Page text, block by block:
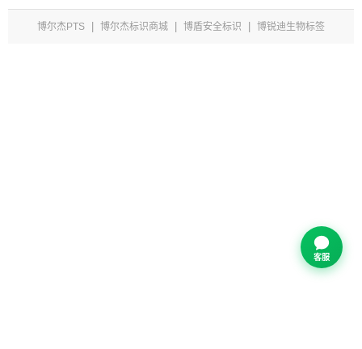
博尔杰PTS | 博尔杰标识商城 | 博盾安全标识 | 博锐迪生物标签
客服